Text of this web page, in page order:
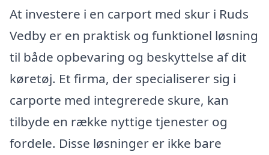
At investere i en carport med skur i Ruds
Vedby er en praktisk og funktionel løsning
til både opbevaring og beskyttelse af dit
køretøj. Et firma, der specialiserer sig i
carporte med integrerede skure, kan
tilbyde en række nyttige tjenester og
fordele. Disse løsninger er ikke bare